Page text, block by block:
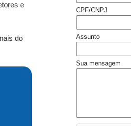
e
do
CPF/CNPJ
Assunto
Sua mensagem